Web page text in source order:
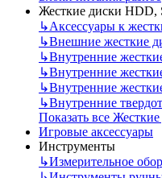
Жесткие диски HDD,
↳Аксессуары к
↳Внешние жесткие
↳Внутренние
↳Внутренние
↳Внутренние
↳Внутренние
Показать все
Игровые аксессуары
Инструменты
↳Измерительное